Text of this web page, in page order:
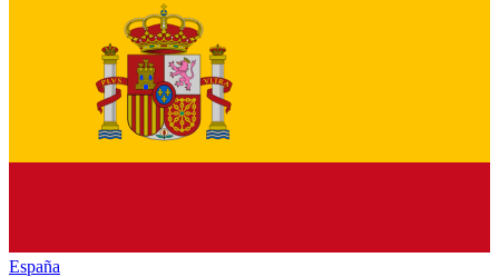
España